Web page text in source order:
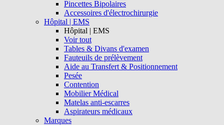
Pincettes Bipolaires
Accessoires d'électrochirurgie
Hôpital | EMS
Hôpital | EMS
Voir tout
Tables & Divans d'examen
Fauteuils de prélèvement
Aide au Transfert & Positionnement
Pesée
Contention
Mobilier Médical
Matelas anti-escarres
Aspirateurs médicaux
Marques